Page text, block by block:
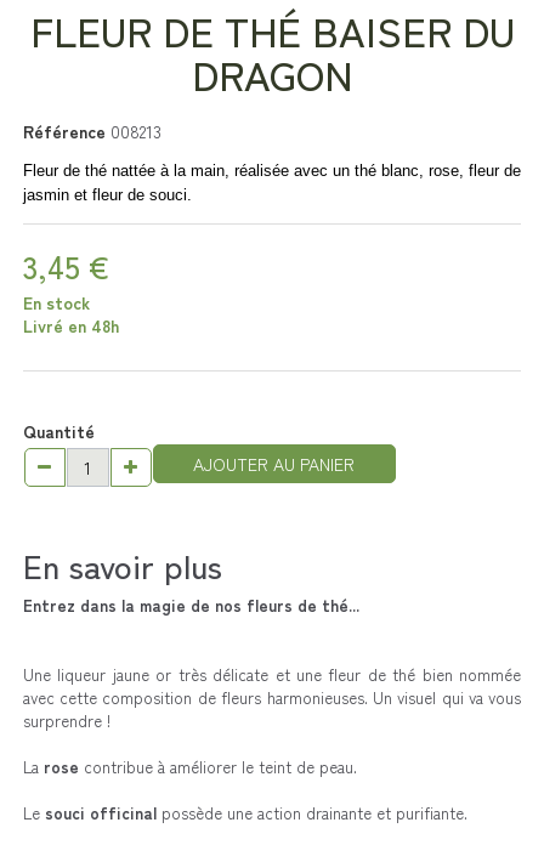
FLEUR DE THÉ BAISER DU
DRAGON
Référence 008213
Fleur de thé nattée à la main, réalisée avec unthé blanc, rose, fleur de
jasmin et fleur de souci.
3,45 €
En stock
Livré en 48h
Quantité
AJOUTER AU PANIER
En savoir plus
Entrez dans la magie de nos fleurs de thé...
Une liqueur jaune or très délicate et une fleur de thé bien nommée
avec cette composition de fleurs harmonieuses. Un visuel qui va vous
surprendre !
La rose contribue à améliorer le teint de peau.
Le souci officinalpossède une action drainante et purifiante.